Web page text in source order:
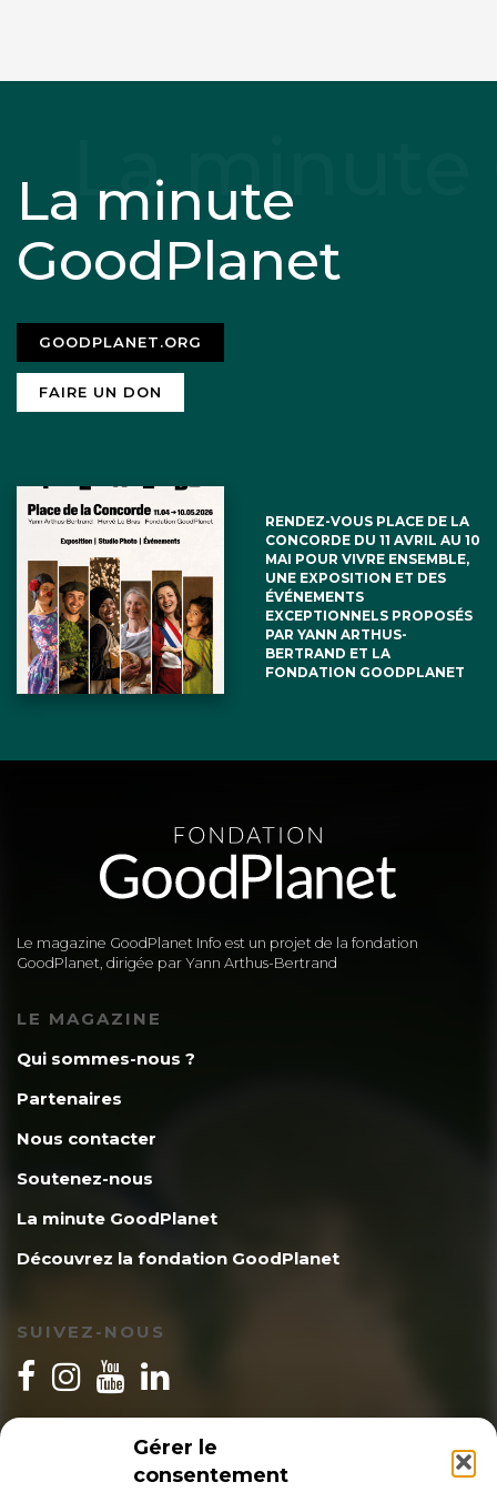
Gérer le
consentement
La minute
GoodPlanet
GOODPLANET.ORG
FAIRE UN DON
RENDEZ-VOUS PLACE DE LA
CONCORDE DU 11 AVRIL AU 10
MAI POUR VIVRE ENSEMBLE,
UNE EXPOSITION ET DES
ÉVÉNEMENTS
EXCEPTIONNELS PROPOSÉS
PAR YANN ARTHUS-
BERTRAND ET LA
FONDATION GOODPLANET
Le magazine GoodPlanet Info est un projet de la fondation
GoodPlanet, dirigée par Yann Arthus-Bertrand
LE MAGAZINE
Qui sommes-nous ?
Partenaires
Nous contacter
Soutenez-nous
La minute GoodPlanet
Découvrez la fondation GoodPlanet
SUIVEZ-NOUS
INSCRIPTION NEWSLETTER